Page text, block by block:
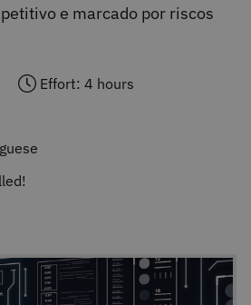
e marcado por riscos
Effort: 4 hours